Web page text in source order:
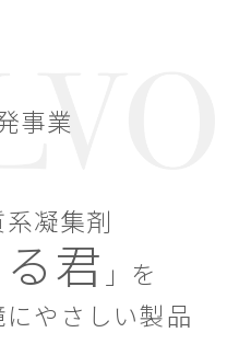
事業
凝集剤
君 」を
やさしい製品